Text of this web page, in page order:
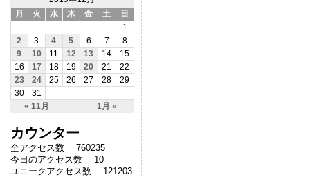
月
火 水 木 金 土 日
« 11月 1月 »
1
2
3 4 5 6 7
8
9
10 11 12 13 14
15
16
17 18 19 20 21
22
23
24 25 26 27 28
29
30
31
カウンター
全アクセス数 760235
今日のアクセス数 10
ユニークアクセス数 121203